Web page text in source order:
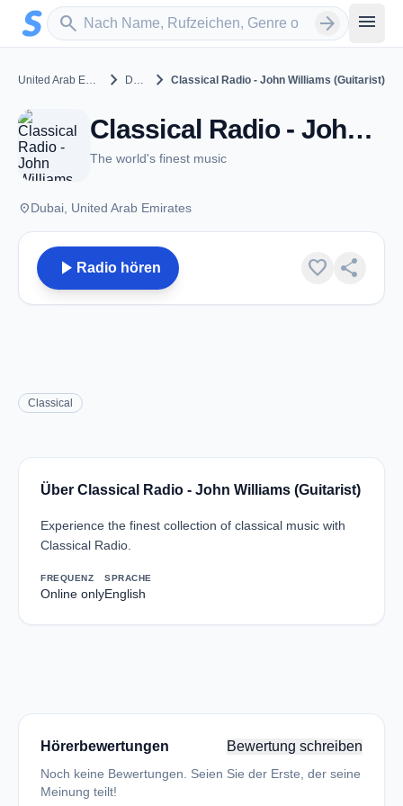
Zum Hauptinhalt springen
search
Sender suchen arrow_forward menu
United Arab Emirates chevron_right Dubai chevron_right Classical Radio - John Williams (Guitarist)
Classical Radio - John Williams (Guitarist) - Dubai
The world's finest music
placeDubai, United Arab Emirates
play_arrow Radio hören favorite share
Classical
Über Classical Radio - John Williams (Guitarist)
Experience the finest collection of classical music with
Classical Radio.
FREQUENZ
Online only
SPRACHE
English
Hörerbewertungen Bewertung schreiben
Noch keine Bewertungen. Seien Sie der Erste, der seine
Meinung teilt!